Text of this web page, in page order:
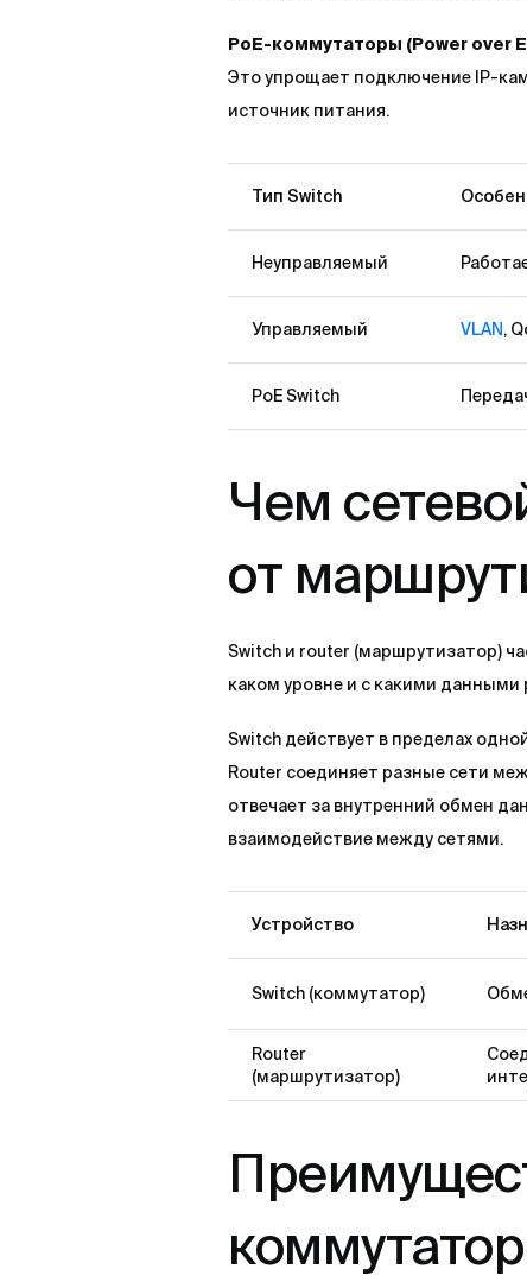
PoE-коммутаторы (Power over
Это упрощает подключение IP-
источник питания.
Тип Switch
Неуправляемый
Управляемый VLAN,
PoE Switch
Чем
от
Switch и router (маршрутизатор)
каком уровне и с какими
Switch действует в пределах
Router соединяет разные сети
отвечает за внутренний обмен
взаимодействие между сетями.
Устройство
Switch (коммутатор)
Router
(маршрутизатор)